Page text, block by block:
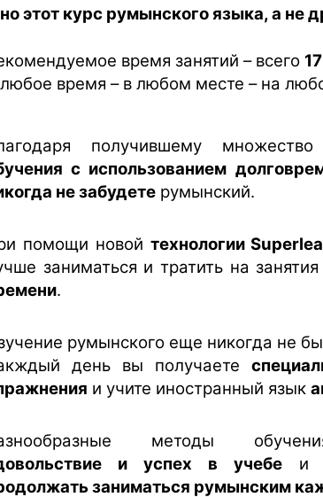
этот курс румынского языка, а не
время занятий – всего
время – в любом месте – на
получившему
с использованием
не забудете румынский.
помощи новой технологии
заниматься и тратить на занятия
.
румынского еще никогда не
день вы получаете
и учите иностранный язык
методы
и успех в учебе и
заниматься румынским